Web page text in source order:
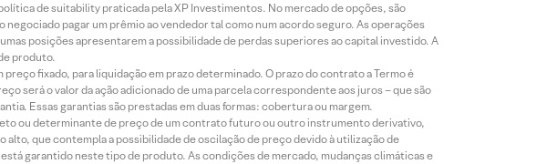
de suitability praticada pela XP Investimentos. No mercado de opções, são
pagar um prêmio ao vendedor tal como num acordo seguro. As operações
posições apresentarem a possibilidade de perdas superiores ao capital investido. A
produto.
fixado, para liquidação em prazo determinado. O prazo do contrato a Termo é
será o valor da ação adicionado de uma parcela correspondente aos juros – que são
Essas garantias são prestadas em duas formas: cobertura ou margem.
ou determinante de preço de um contrato futuro ou outro instrumento derivativo,
que contempla a possibilidade de oscilação de preço devido à utilização de
garantido neste tipo de produto. As condições de mercado, mudanças climáticas e